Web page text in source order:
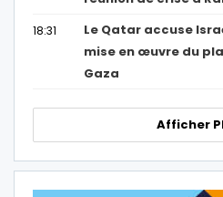
18:31
Le Qatar accuse
mise en œuvre du
Gaza
Afficher